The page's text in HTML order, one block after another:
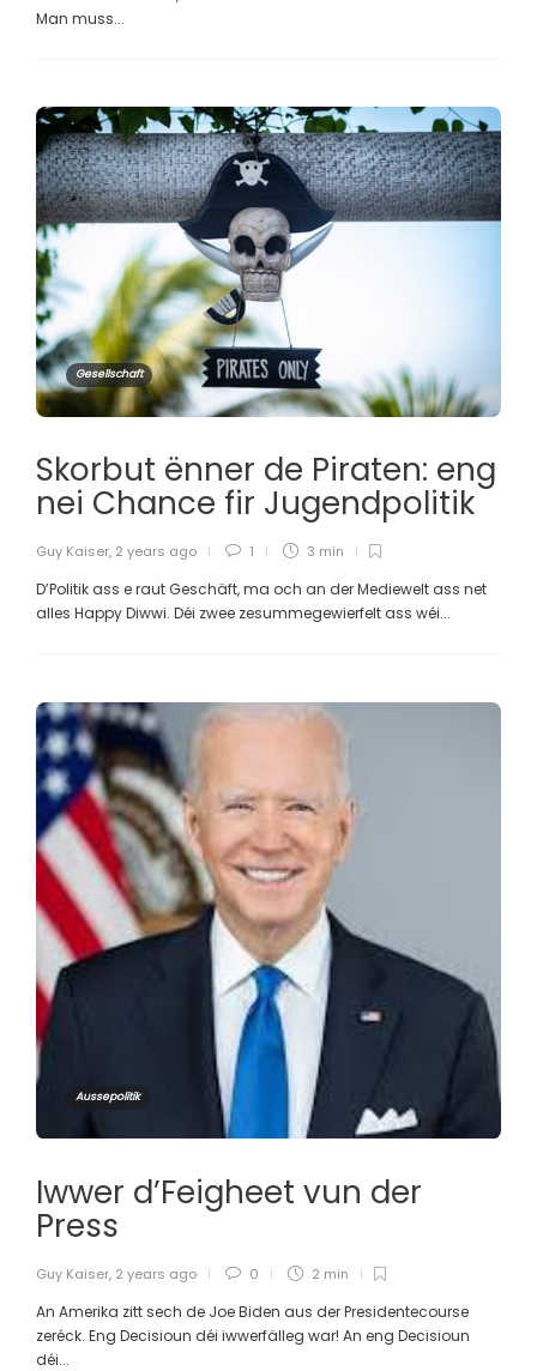
Man muss...
Gesellschaft
Skorbut ënner de Piraten: eng
nei Chance fir Jugendpolitik
Guy Kaiser, 2 years ago 1 3 min
D’Politik ass e raut Geschäft, ma och an der Mediewelt ass net
alles Happy Diwwi. Déi zwee zesummegewierfelt ass wéi...
Aussepolitik
Iwwer d’Feigheet vun der
Press
Guy Kaiser, 2 years ago 0 2 min
An Amerika zitt sech de Joe Biden aus der Presidentecourse
zeréck. Eng Decisioun déi iwwerfälleg war! An eng Decisioun
déi...